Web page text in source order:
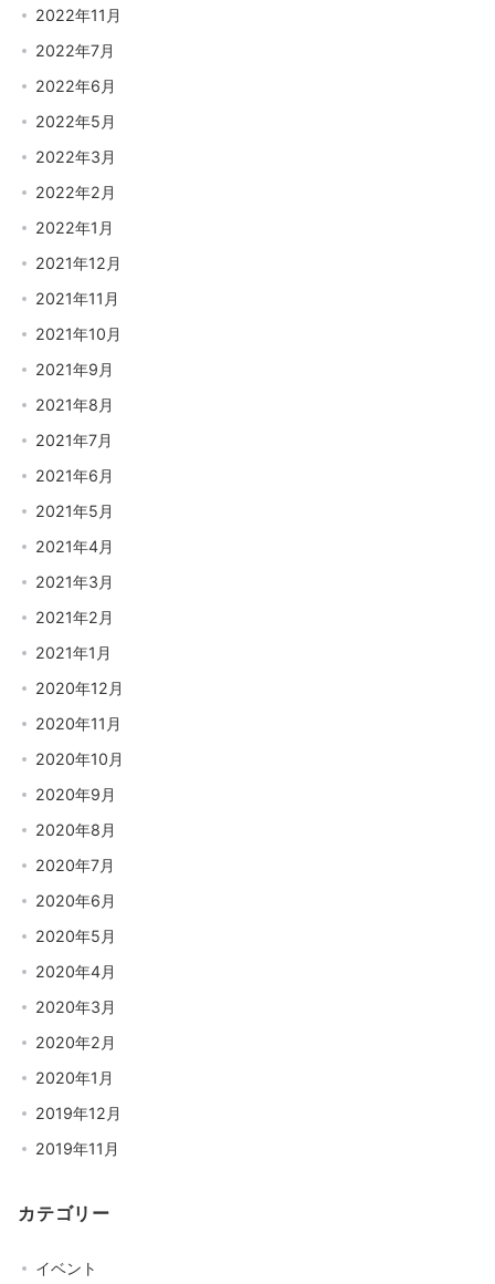
2022年11月
2022年7月
2022年6月
2022年5月
2022年3月
2022年2月
2022年1月
2021年12月
2021年11月
2021年10月
2021年9月
2021年8月
2021年7月
2021年6月
2021年5月
2021年4月
2021年3月
2021年2月
2021年1月
2020年12月
2020年11月
2020年10月
2020年9月
2020年8月
2020年7月
2020年6月
2020年5月
2020年4月
2020年3月
2020年2月
2020年1月
2019年12月
2019年11月
カテゴリー
イベント